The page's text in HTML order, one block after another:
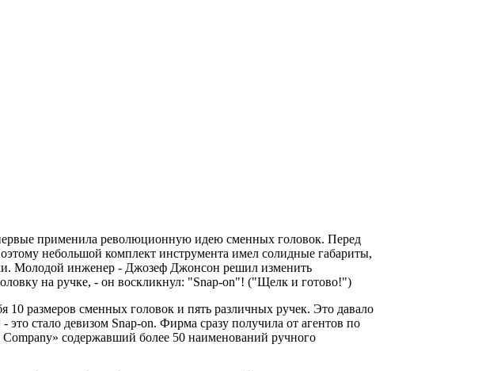
применила революционную идею сменных головок. Перед
небольшой комплект инструмента имел солидные габариты,
Молодой инженер - Джозеф Джонсон решил изменить
на ручке, - он воскликнул: "Snap-on"! ("Щелк и готово!")
размеров сменных головок и пять различных ручек. Это давало
стало девизом Snap-on. Фирма сразу получила от агентов по
содержавший более 50 наименований ручного